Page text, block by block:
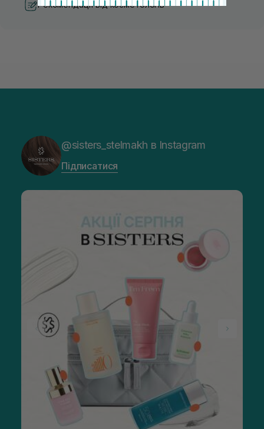
Рекомендації від косметологів
@sisters_stelmakh в Instagram
Підписатися